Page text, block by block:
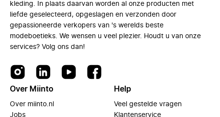
kleding. In plaats daarvan worden al onze producten met
liefde geselecteerd, opgeslagen en verzonden door
gepassioneerde verkopers van 's werelds beste
modeboetieks. We wensen u veel plezier. Houdt u van onze
services? Volg ons dan!
Over Miinto
Over miinto.nl
Jobs
Help
Veel gestelde vragen
Klantenservice